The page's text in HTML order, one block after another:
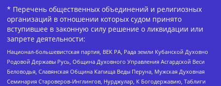
* Перечень общественных объединений и религиозных
организаций в отношении которых судом принято
вступившее в законную силу решение о ликвидации или
запрете деятельности:
Национал-большевистская партия, ВЕК РА, Рада земли Кубанской Духовно
Родовой Державы Русь, Община Духовного Управления Асгардской Веси
Беловодья, Славянская Община Капища Веды Перуна, Мужская Духовная
Семинария Староверов-Инглингов, Нурджулар, К Богодержавию, Таблиги